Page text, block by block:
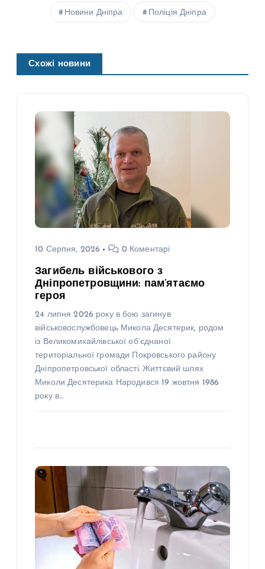
Новини Дніпра Поліція Дніпра
Схожі новини
10 Серпня, 2026 0 Коментарі
Загибель військового з
Дніпропетровщини: пам’ятаємо
героя
24 липня 2026 року в бою загинув
військовослужбовець Микола Десятерик, родом
із Великомихайлівської об’єднаної
територіальної громади Покровського району
Дніпропетровської області. Життєвий шлях
Миколи Десятерика Народився 19 жовтня 1986
року в…